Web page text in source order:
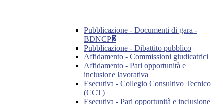
Pubblicazione - Documenti di gara -
BDNCP 2
Pubblicazione - Dibattito pubblico
Affidamento - Commissioni giudicatrici
Affidamento - Pari opportunità e
inclusione lavorativa
Esecutiva - Collegio Consultivo Tecnico
(CCT)
Esecutiva - Pari opportunità e inclusione